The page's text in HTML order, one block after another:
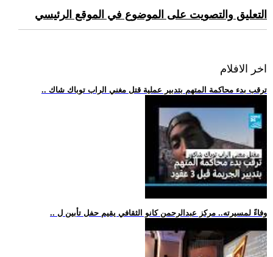
التعليق والتصويت على الموضوع في الموقع الرئيسي
اخر الافلام
.. ترقب بدء محاكمة المتهم بتدبير عملية قتل مغني الراب توباك شاك
.. وفاءً لمسيرته.. مركز عبدالرحمن كانو الثقافي يقيم حفل تأبين ل